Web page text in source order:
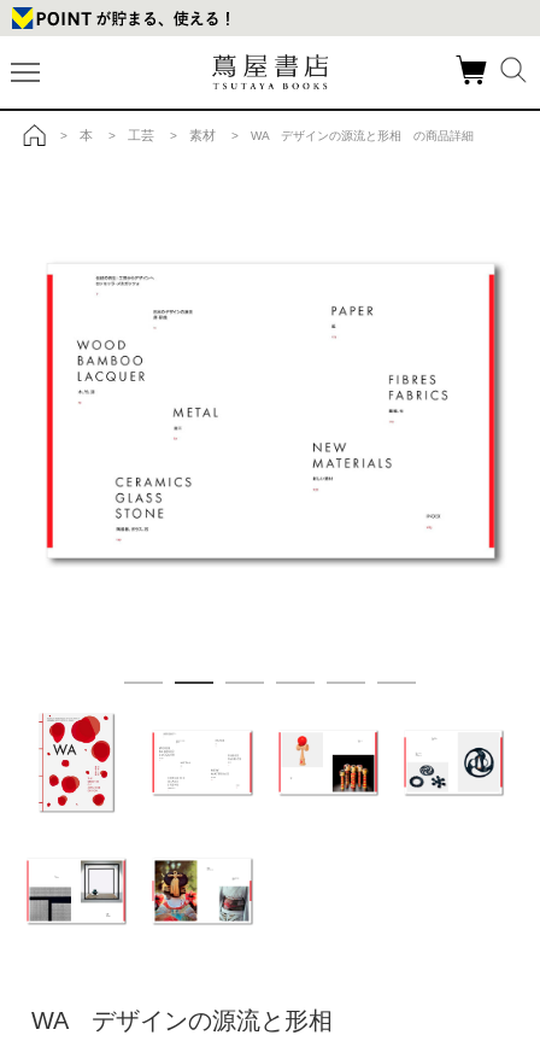
> 本 > 工芸 > 素材 > WA デザインの源流と形相 の商品詳細
WA デザインの源流と形相